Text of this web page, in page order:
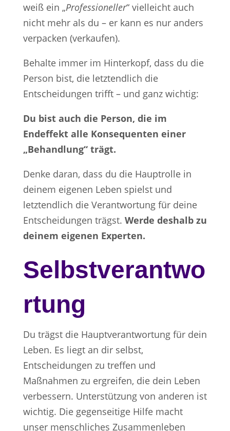
weiß ein „Professioneller“ vielleicht auch
nicht mehr als du – er kann es nur anders
verpacken (verkaufen).
Behalte immer im Hinterkopf, dass du die
Person bist, die letztendlich die
Entscheidungen trifft – und ganz wichtig:
Du bist auch die Person, die im
Endeffekt alle Konsequenten einer
„Behandlung“ trägt.
Denke daran, dass du die Hauptrolle in
deinem eigenen Leben spielst und
letztendlich die Verantwortung für deine
Entscheidungen trägst. Werde deshalb zu
deinem eigenen Experten.
Selbstverantwo
rtung
Du trägst die Hauptverantwortung für dein
Leben. Es liegt an dir selbst,
Entscheidungen zu treffen und
Maßnahmen zu ergreifen, die dein Leben
verbessern. Unterstützung von anderen ist
wichtig. Die gegenseitige Hilfe macht
unser menschliches Zusammenleben